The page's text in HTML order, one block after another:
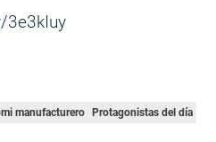
3e3kIuy
manufacturero
Protagonistas del día